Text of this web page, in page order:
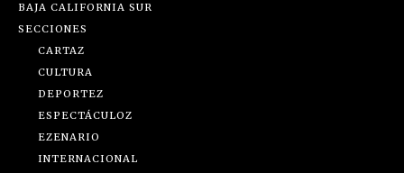
BAJA CALIFORNIA SUR
SECCIONES
CARTAZ
CULTURA
DEPORTEZ
ESPECTÁCULOZ
EZENARIO
INTERNACIONAL